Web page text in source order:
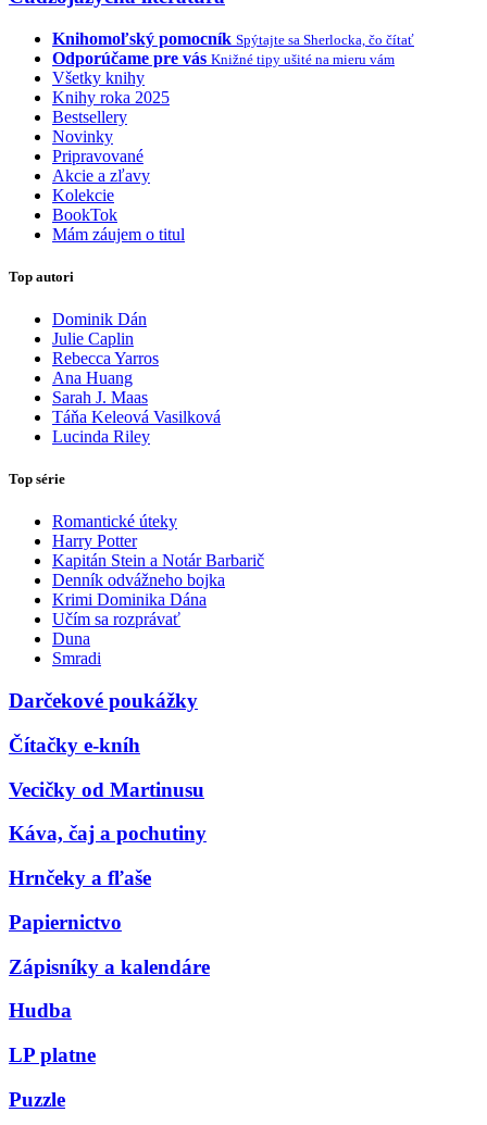
Knihomoľský pomocník Spýtajte sa Sherlocka, čo čítať
Odporúčame pre vás Knižné tipy ušité na mieru vám
Všetky knihy
Knihy roka 2025
Bestsellery
Novinky
Pripravované
Akcie a zľavy
Kolekcie
BookTok
Mám záujem o titul
Top autori
Dominik Dán
Julie Caplin
Rebecca Yarros
Ana Huang
Sarah J. Maas
Táňa Keleová Vasilková
Lucinda Riley
Top série
Romantické úteky
Harry Potter
Kapitán Stein a Notár Barbarič
Denník odvážneho bojka
Krimi Dominika Dána
Učím sa rozprávať
Duna
Smradi
Darčekové poukážky
Čítačky e-kníh
Vecičky od Martinusu
Káva, čaj a pochutiny
Hrnčeky a fľaše
Papiernictvo
Zápisníky a kalendáre
Hudba
LP platne
Puzzle